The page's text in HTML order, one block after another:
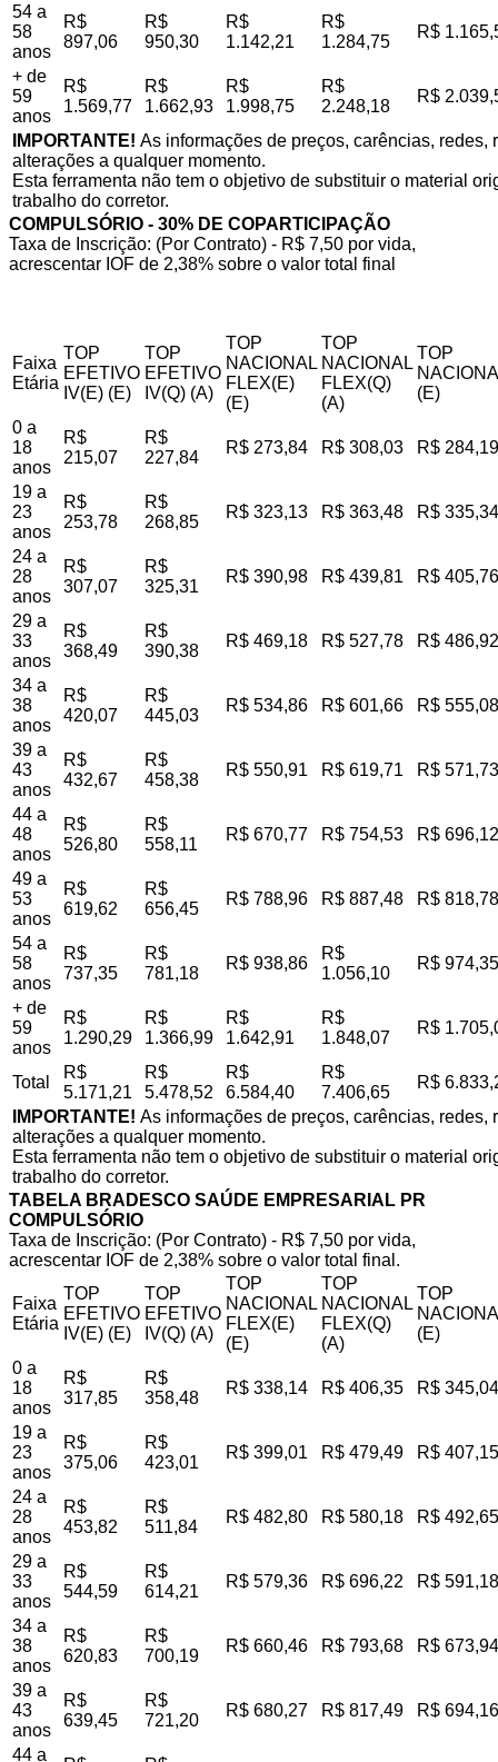
54 a
58
anos
R$
897,06
R$
950,30
R$
1.142,21
R$
1.284,75
R$
+ de
59
anos
R$
1.569,77
R$
1.662,93
R$
1.998,75
R$
2.248,18
R$
IMPORTANTE! As informações de preços, carências,
alterações a qualquer momento.
Esta ferramenta não tem o objetivo de substituir o material
trabalho do corretor.
COMPULSÓRIO - 30% DE COPARTICIPAÇÃO
Taxa de Inscrição: (Por Contrato) - R$ 7,50 por vida,
acrescentar IOF de 2,38% sobre o valor total final
Faixa
Etária
TOP
EFETIVO
IV(E) (E)
TOP
EFETIVO
IV(Q) (A)
TOP
NACIONAL
FLEX(E)
(E)
TOP
NACIONAL
FLEX(Q)
(A)
TOP
(E)
0 a
18
anos
R$
215,07
R$
227,84
R$ 273,84 R$ 308,03 R$ 284,19
19 a
23
anos
R$
253,78
R$
268,85
R$ 323,13 R$ 363,48 R$ 335,34
24 a
28
anos
R$
307,07
R$
325,31
R$ 390,98 R$ 439,81 R$ 405,76
29 a
33
anos
R$
368,49
R$
390,38
R$ 469,18 R$ 527,78 R$ 486,92
34 a
38
anos
R$
420,07
R$
445,03
R$ 534,86 R$ 601,66 R$ 555,08
39 a
43
anos
R$
432,67
R$
458,38
R$ 550,91 R$ 619,71 R$ 571,73
44 a
48
anos
R$
526,80
R$
558,11
R$ 670,77 R$ 754,53 R$ 696,12
49 a
53
anos
R$
619,62
R$
656,45
R$ 788,96 R$ 887,48 R$ 818,78
54 a
58
anos
R$
737,35
R$
781,18
R$ 938,86
R$
1.056,10
R$ 974,35
+ de
59
anos
R$
1.290,29
R$
1.366,99
R$
1.642,91
R$
1.848,07
R$
Total
R$
5.171,21
R$
5.478,52
R$
6.584,40
R$
7.406,65
R$
IMPORTANTE! As informações de preços, carências,
alterações a qualquer momento.
Esta ferramenta não tem o objetivo de substituir o material
trabalho do corretor.
TABELA BRADESCO SAÚDE EMPRESARIAL PR
COMPULSÓRIO
Taxa de Inscrição: (Por Contrato) - R$ 7,50 por vida,
acrescentar IOF de 2,38% sobre o valor total final.
Faixa
Etária
TOP
EFETIVO
IV(E) (E)
TOP
EFETIVO
IV(Q) (A)
TOP
NACIONAL
FLEX(E)
(E)
TOP
NACIONAL
FLEX(Q)
(A)
TOP
(E)
0 a
18
anos
R$
317,85
R$
358,48
R$ 338,14 R$ 406,35 R$ 345,04
19 a
23
anos
R$
375,06
R$
423,01
R$ 399,01 R$ 479,49 R$ 407,15
24 a
28
anos
R$
453,82
R$
511,84
R$ 482,80 R$ 580,18 R$ 492,65
29 a
33
anos
R$
544,59
R$
614,21
R$ 579,36 R$ 696,22 R$ 591,18
34 a
38
anos
R$
620,83
R$
700,19
R$ 660,46 R$ 793,68 R$ 673,94
39 a
43
anos
R$
639,45
R$
721,20
R$ 680,27 R$ 817,49 R$ 694,16
44 a